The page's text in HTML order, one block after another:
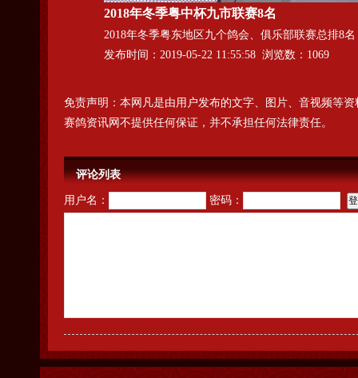
2018年冬季粤中杯九市联赛8名
2018年冬季粤东地区九个鸽会、俱乐部联赛总排8名
发布时间：2019-05-22 11:55:58 浏览数：1069
免责声明：本网凡是由用户发布的文字、图片、音视频等
赛鸽资讯网不提供任何保证，并不承担任何法律责任。
评论列表
用户名： 密码：